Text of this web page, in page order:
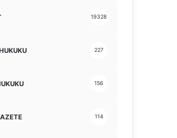
19328
227
156
114